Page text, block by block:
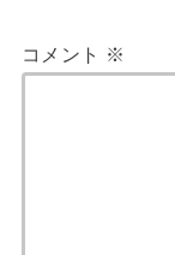
コメント ※